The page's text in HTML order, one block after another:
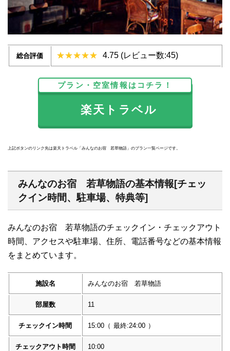
総合評価 4.75 (レビュー数:45)
プラン・空室情報はコチラ！
楽天トラベル
上記ボタンのリンク先は楽天トラベル「みんなのお宿 若草物語」のプラン一覧ページです。
みんなのお宿 若草物語の基本情報[チェッ
クイン時間、駐車場、特典等]
みんなのお宿 若草物語のチェックイン・チェックアウト
時間、アクセスや駐車場、住所、電話番号などの基本情報
をまとめています。
施設名 みんなのお宿 若草物語
部屋数 11
チェックイン時間 15:00 （ 最終:24:00 ）
チェックアウト時間 10:00